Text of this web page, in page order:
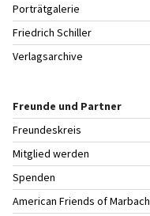
Porträtgalerie
Friedrich Schiller
Verlagsarchive
Freunde und Partner
Freundeskreis
Mitglied werden
Spenden
American Friends of Marbach